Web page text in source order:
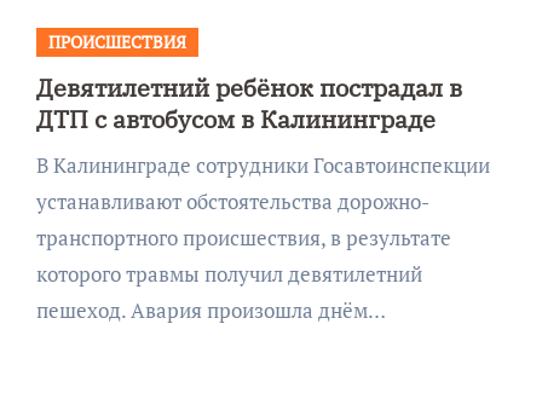
ПРОИСШЕСТВИЯ
Девятилетний ребёнок пострадал в
ДТП с автобусом в Калининграде
В Калининграде сотрудники Госавтоинспекции
устанавливают обстоятельства дорожно-
транспортного происшествия, в результате
которого травмы получил девятилетний
пешеход. Авария произошла днём…